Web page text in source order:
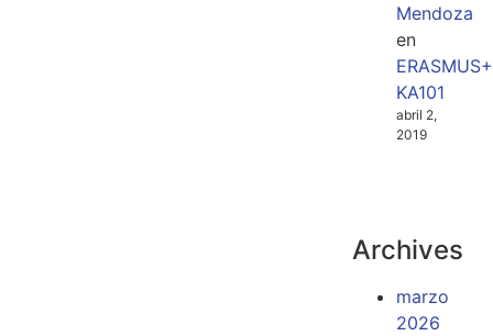
Mendoza
en
ERASMUS+
KA101
abril 2,
2019
Archives
marzo
2026